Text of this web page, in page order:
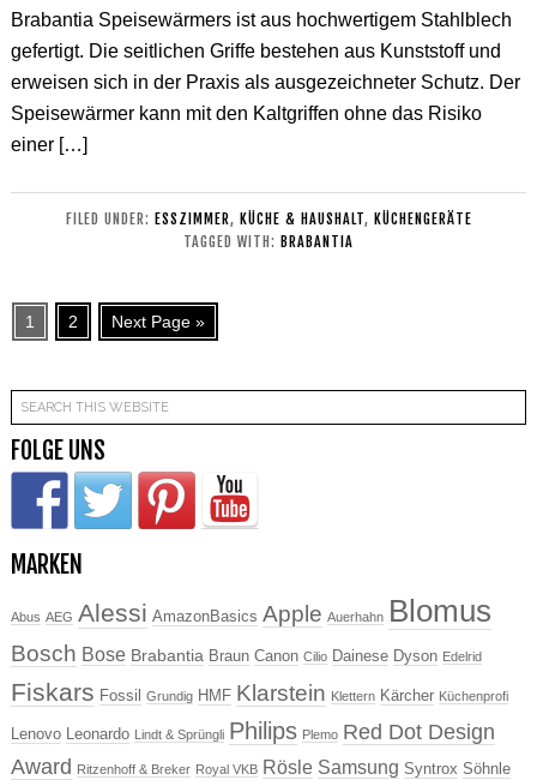
Brabantia Speisewärmers ist aus hochwertigem Stahlblech
gefertigt. Die seitlichen Griffe bestehen aus Kunststoff und
erweisen sich in der Praxis als ausgezeichneter Schutz. Der
Speisewärmer kann mit den Kaltgriffen ohne das Risiko
einer […]
FILED UNDER: ESSZIMMER, KÜCHE & HAUSHALT, KÜCHENGERÄTE
TAGGED WITH: BRABANTIA
1 2 Next Page »
FOLGE UNS
MARKEN
Abus AEG Alessi AmazonBasics Apple Auerhahn Blomus
Bosch Bose Brabantia Braun Canon Cilio Dainese Dyson Edelrid
Fiskars Fossil Grundig HMF Klarstein Klettern Kärcher Küchenprofi
Lenovo Leonardo Lindt & Sprüngli Philips Plemo Red Dot Design
Award Ritzenhoff & Breker Royal VKB Rösle Samsung Syntrox Söhnle